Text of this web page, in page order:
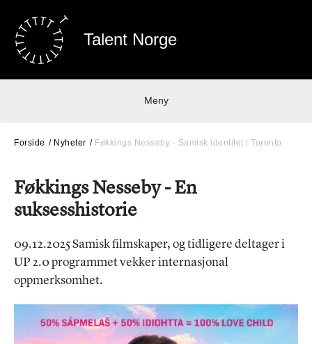
Talent Norge
Meny
Forside Nyheter Føkkings Nesseby - Samisk identitet i Toronto
Føkkings Nesseby - En
suksesshistorie
09.12.2025 Samisk filmskaper, og tidligere deltager i
UP 2.0 programmet vekker internasjonal
oppmerksomhet.